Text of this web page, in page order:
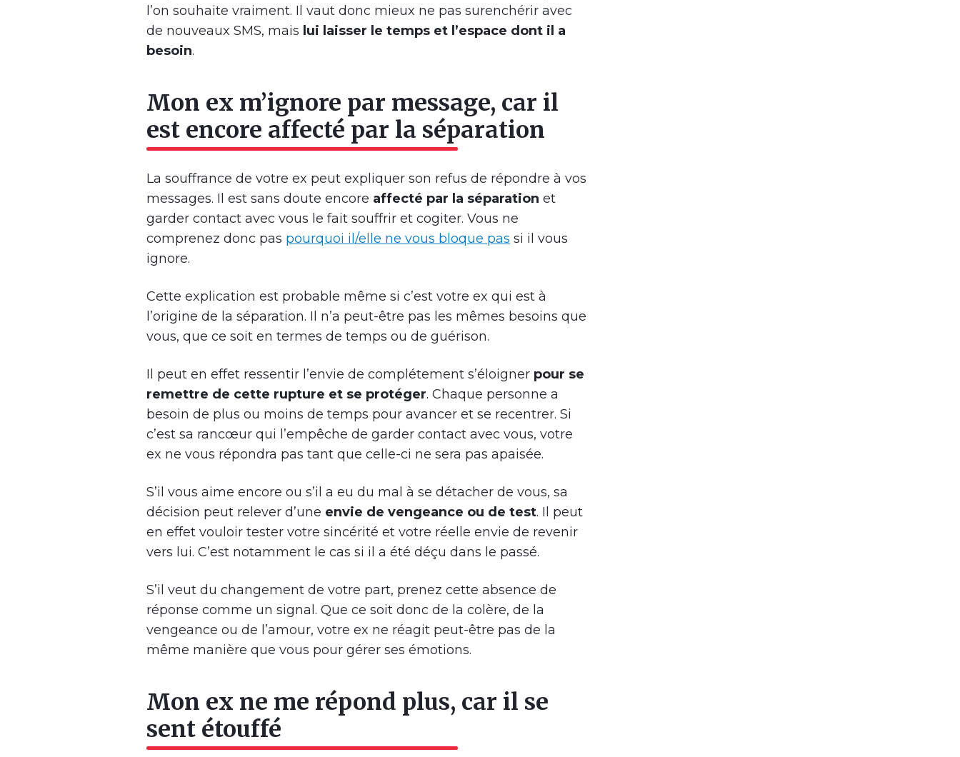
l’on souhaite vraiment. Il vaut donc mieux ne pas surenchérir avec
de nouveaux SMS, mais lui laisser le temps et l’espace dont il a
besoin.
Mon ex m’ignore par message, car il
est encore affecté par la séparation
La souffrance de votre ex peut expliquer son refus de répondre à vos
messages. Il est sans doute encore affecté par la séparation et
garder contact avec vous le fait souffrir et cogiter. Vous ne
comprenez donc pas pourquoi il/elle ne vous bloque pas si il vous
ignore.
Cette explication est probable même si c’est votre ex qui est à
l’origine de la séparation. Il n’a peut-être pas les mêmes besoins que
vous, que ce soit en termes de temps ou de guérison.
Il peut en effet ressentir l’envie de complétement s’éloigner pour se
remettre de cette rupture et se protéger. Chaque personne a
besoin de plus ou moins de temps pour avancer et se recentrer. Si
c’est sa rancœur qui l’empêche de garder contact avec vous, votre
ex ne vous répondra pas tant que celle-ci ne sera pas apaisée.
S’il vous aime encore ou s’il a eu du mal à se détacher de vous, sa
décision peut relever d’une envie de vengeance ou de test. Il peut
en effet vouloir tester votre sincérité et votre réelle envie de revenir
vers lui. C’est notamment le cas si il a été déçu dans le passé.
S’il veut du changement de votre part, prenez cette absence de
réponse comme un signal. Que ce soit donc de la colère, de la
vengeance ou de l’amour, votre ex ne réagit peut-être pas de la
même manière que vous pour gérer ses émotions.
Mon ex ne me répond plus, car il se
sent étouffé